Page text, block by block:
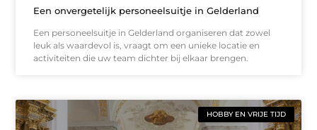
Een onvergetelijk personeelsuitje in Gelderland
Een personeelsuitje in Gelderland organiseren dat zowel
leuk als waardevol is, vraagt om een unieke locatie en
activiteiten die uw team dichter bij elkaar brengen.
HOBBY EN VRIJE TIJD